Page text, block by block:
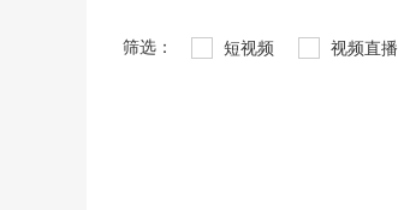
筛选： 短视频 视频直播